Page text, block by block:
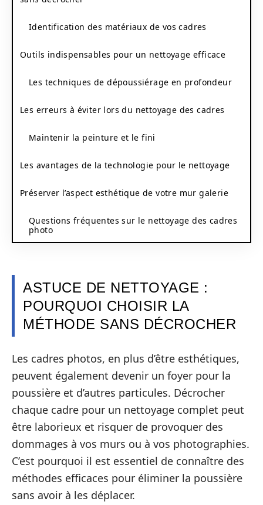
Identification des matériaux de vos cadres
Outils indispensables pour un nettoyage efficace
Les techniques de dépoussiérage en profondeur
Les erreurs à éviter lors du nettoyage des cadres
Maintenir la peinture et le fini
Les avantages de la technologie pour le nettoyage
Préserver l’aspect esthétique de votre mur galerie
Questions fréquentes sur le nettoyage des cadres
photo
ASTUCE DE NETTOYAGE :
POURQUOI CHOISIR LA
MÉTHODE SANS DÉCROCHER
Les cadres photos, en plus d’être esthétiques,
peuvent également devenir un foyer pour la
poussière et d’autres particules. Décrocher
chaque cadre pour un nettoyage complet peut
être laborieux et risquer de provoquer des
dommages à vos murs ou à vos photographies.
C’est pourquoi il est essentiel de connaître des
méthodes efficaces pour éliminer la poussière
sans avoir à les déplacer.